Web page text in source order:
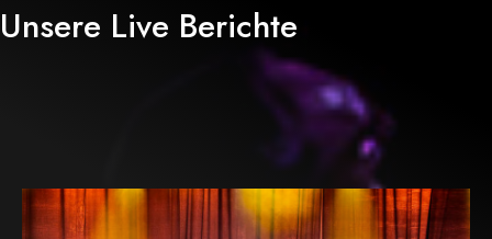
Unsere Live Berichte